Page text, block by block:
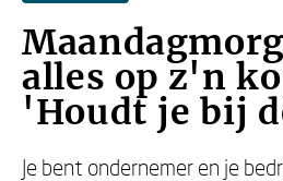
alles op z'n
'Houdt je bij
Je bent ondernemer en je